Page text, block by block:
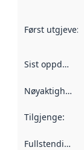
Først utgjeve:
Sist oppdatert
Nøyaktigheit
Tilgjenge:
Fullstendigheit